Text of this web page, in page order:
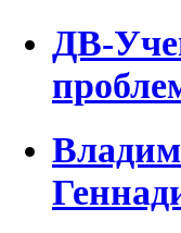
ДВ-